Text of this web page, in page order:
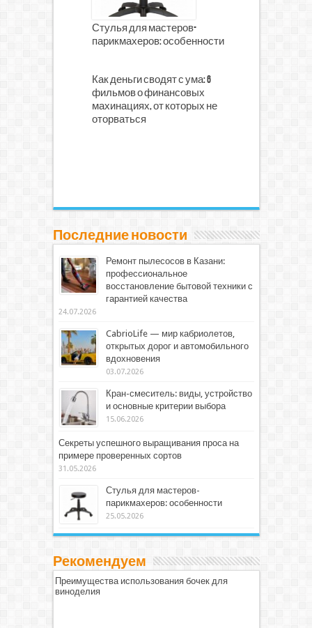
Стулья для мастеров-
парикмахеров: особенности
Как деньги сводят с ума: 6
фильмов о финансовых
махинациях, от которых не
оторваться
Последние новости
Ремонт пылесосов в Казани:
профессиональное
восстановление бытовой техники с
гарантией качества
24.07.2026
CabrioLife — мир кабриолетов,
открытых дорог и автомобильного
вдохновения
03.07.2026
Кран-смеситель: виды, устройство
и основные критерии выбора
15.06.2026
Секреты успешного выращивания проса на
примере проверенных сортов
31.05.2026
Стулья для мастеров-
парикмахеров: особенности
25.05.2026
Рекомендуем
Преимущества использования бочек для
виноделия